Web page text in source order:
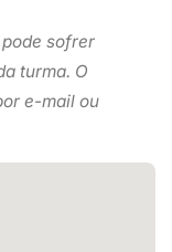
sofrer
turma. O
e-mail ou